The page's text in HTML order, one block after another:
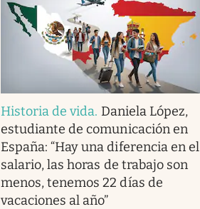
Historia de vida. Daniela López,
estudiante de comunicación en
España: “Hay una diferencia en el
salario, las horas de trabajo son
menos, tenemos 22 días de
vacaciones al año”